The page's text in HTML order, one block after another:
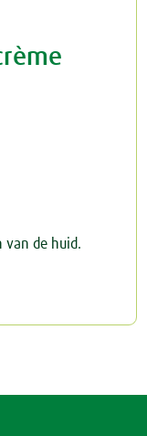
van de huid.